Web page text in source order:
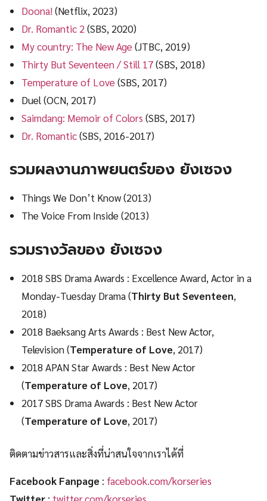
Doona!(Netflix, 2023)
Dr. Romantic 2 (SBS, 2020)
My country: The New Age(JTBC, 2019)
Thirty But Seventeen / Still 17(SBS, 2018)
Temperature of Love(SBS, 2017)
Duel (OCN, 2017)
Saimdang: Memoir of Colors (SBS, 2017)
Dr. Romantic(SBS, 2016-2017)
รวมผลงานภาพยนตร์ของ ยังเซจง
Things We Don’t Know (2013)
The Voice From Inside (2013)
รวมรางวัลของ ยังเซจง
2018 SBS Drama Awards : Excellence Award, Actor in a
Monday-Tuesday Drama (Thirty But Seventeen,
2018)
2018 Baeksang Arts Awards : Best New Actor,
Television (Temperature of Love, 2017)
2018 APAN Star Awards : Best New Actor
(Temperature of Love, 2017)
2017 SBS Drama Awards : Best New Actor
(Temperature of Love, 2017)
ติดตามข่าวสารและสิ่งที่น่าสนใจจากเราได้ที่
Facebook Fanpage : facebook.com/korseries